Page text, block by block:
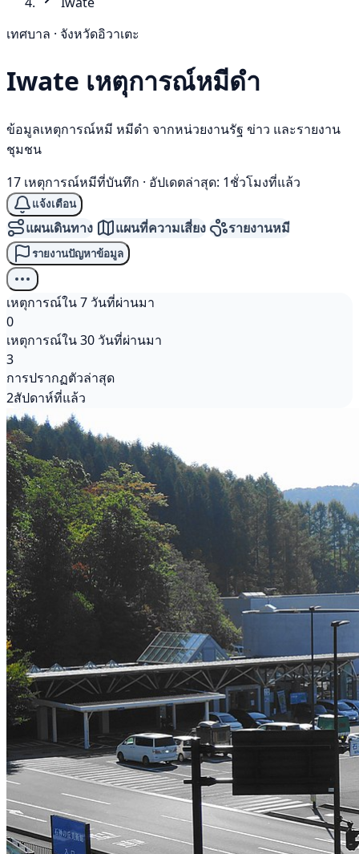
เทศบาล · จังหวัดอิวาเตะ
Iwate เหตุการณ์หมีดำ
ข้อมูลเหตุการณ์หมี หมีดำ จากหน่วยงานรัฐ ข่าว และรายงาน
ชุมชน
17 เหตุการณ์หมีที่บันทึก · อัปเดตล่าสุด: 1ชั่วโมงที่แล้ว
แจ้งเตือน
แผนเดินทาง แผนที่ความเสี่ยง รายงานหมี
รายงานปัญหาข้อมูล
เหตุการณ์ใน 7 วันที่ผ่านมา
0
เหตุการณ์ใน 30 วันที่ผ่านมา
3
การปรากฏตัวล่าสุด
2สัปดาห์ที่แล้ว